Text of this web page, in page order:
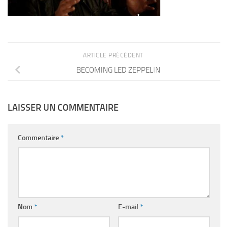
ARTICLE PRÉCÉDENT
BECOMING LED ZEPPELIN
LAISSER UN COMMENTAIRE
Commentaire*
Nom * E-mail *